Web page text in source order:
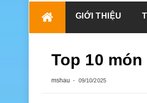
GIỚI THIỆU
Top 10
mshau 09/10/2025